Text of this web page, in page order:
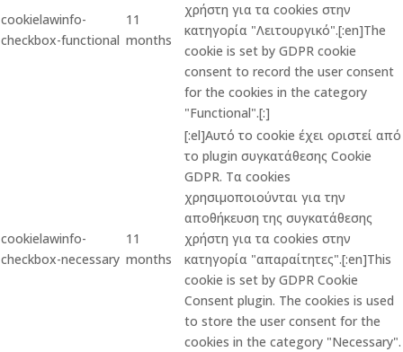
cookielawinfo-
checkbox-functional
11
months
χρήστη για τα cookies στην
κατηγορία "Λειτουργικό".[:en]The
cookie is set by GDPR cookie
consent to record the user consent
for the cookies in the category
"Functional".[:]
cookielawinfo-
checkbox-necessary
11
months
[:el]Αυτό το cookie έχει οριστεί από
το plugin συγκατάθεσης Cookie
GDPR. Τα cookies
χρησιμοποιούνται για την
αποθήκευση της συγκατάθεσης
χρήστη για τα cookies στην
κατηγορία "απαραίτητες".[:en]This
cookie is set by GDPR Cookie
Consent plugin. The cookies is used
to store the user consent for the
cookies in the category "Necessary".